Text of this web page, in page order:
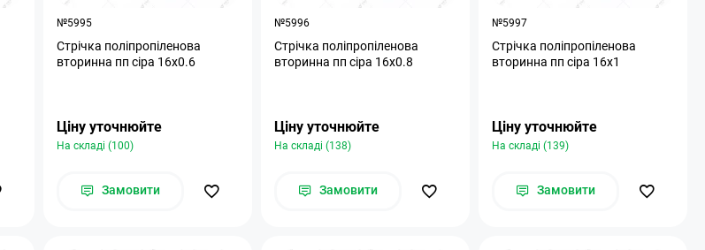
№5995
Стрічка поліпропіленова
вторинна пп сіра 16х0.6
Ціну уточнюйте
На складі (100)
Замовити
№5996
Стрічка поліпропіленова
вторинна пп сіра 16х0.8
Ціну уточнюйте
На складі (138)
Замовити
№5997
Стрічка поліпропіленова
вторинна пп сіра 16х1
Ціну уточнюйте
На складі (139)
Замовити